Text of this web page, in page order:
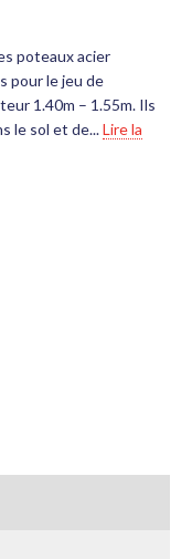
poteaux acier
pour le jeu de
1.40m – 1.55m. Ils
le sol et de...Lire la